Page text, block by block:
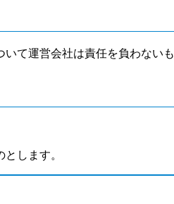
いて運営会社は責任を負わないも
します。